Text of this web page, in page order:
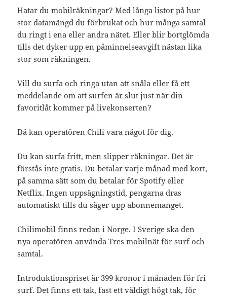
Hatar du mobilräkningar? Med långa listor på hur
stor datamängd du förbrukat och hur många samtal
du ringt i ena eller andra nätet. Eller blir bortglömda
tills det dyker upp en påminnelseavgift nästan lika
stor som räkningen.
Vill du surfa och ringa utan att snåla eller få ett
meddelande om att surfen är slut just när din
favoritlåt kommer på livekonserten?
Då kan operatören Chili vara något för dig.
Du kan surfa fritt, men slipper räkningar. Det är
förstås inte gratis. Du betalar varje månad med kort,
på samma sätt som du betalar för Spotify eller
Netflix. Ingen uppsägningstid, pengarna dras
automatiskt tills du säger upp abonnemanget.
Chilimobil finns redan i Norge. I Sverige ska den
nya operatören använda Tres mobilnät för surf och
samtal.
Introduktionspriset är 399 kronor i månaden för fri
surf. Det finns ett tak, fast ett väldigt högt tak, för